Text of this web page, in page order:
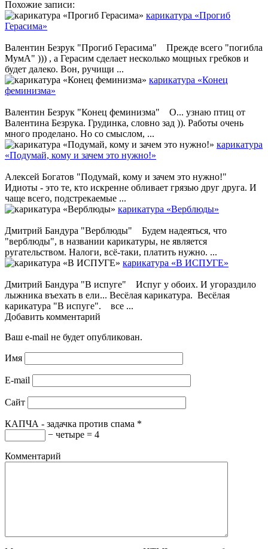
Похожие записи:
карикатура «Прогиб
Герасима»
Валентин Безрук "Прогиб Герасима" Прежде всего "погибла
МумА" ))) , а Герасим сделает несколько мощных гребков и
будет далеко. Вон, ручищи ...
карикатура «Конец
феминизма»
Валентин Безрук "Конец феминизма" О... узнаю птиц от
Валентина Безрука. Грудинка, словно зад )). Работы очень
много проделано. Но со смыслом, ...
карикатура
«Подумай, кому и зачем это нужно!»
Алексей Богатов "Подумай, кому и зачем это нужно!"
Идиоты - это те, кто искренне обливает грязью друг друга. И
чаще всего, подстрекаемые ...
карикатура «Верблюды»
Дмитрий Бандура "Верблюды" Будем надеяться, что
"верблюды", в названии карикатуры, не является
ругательством. Налоги, всё-таки, платить нужно. ...
карикатура «В ИСПУГЕ»
Дмитрий Бандура "В испуге" Испуг у обоих. И угораздило
лыжника въехать в ели... Весёлая карикатура. Весёлая
карикатура "В испуге". все ...
Добавить комментарий
Ваш e-mail не будет опубликован.
Имя
E-mail
Сайт
КАПЧА - задачка против спама *
− четыре = 4
Комментарий